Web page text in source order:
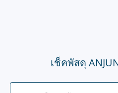
เช็คพัสดุ